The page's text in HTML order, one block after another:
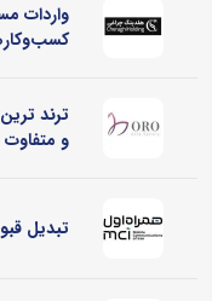
واردات
ترند
و
تبدیل